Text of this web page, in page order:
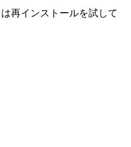
再インストールを試して